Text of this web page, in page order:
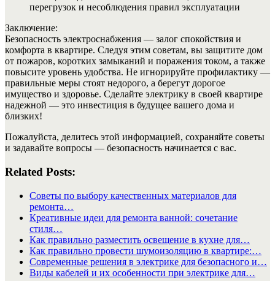
перегрузок и несоблюдения правил эксплуатации
Заключение:
Безопасность электроснабжения — залог спокойствия и
комфорта в квартире. Следуя этим советам, вы защитите дом
от пожаров, коротких замыканий и поражения током, а также
повысите уровень удобства. Не игнорируйте профилактику —
правильные меры стоят недорого, а берегут дорогое
имущество и здоровье. Сделайте электрику в своей квартире
надежной — это инвестиция в будущее вашего дома и
близких!
Пожалуйста, делитесь этой информацией, сохраняйте советы
и задавайте вопросы — безопасность начинается с вас.
Related Posts:
Советы по выбору качественных материалов для
ремонта…
Креативные идеи для ремонта ванной: сочетание
стиля…
Как правильно разместить освещение в кухне для…
Как правильно провести шумоизоляцию в квартире:…
Современные решения в электрике для безопасного и…
Виды кабелей и их особенности при электрике для…